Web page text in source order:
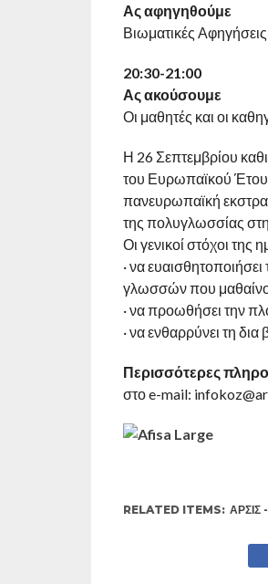
Ας αφηγηθούμε
Βιωματικές
20:30-21:00
Ας ακούσουμε
Οι μαθητές και οι
Η 26 Σεπτεμβρίου
του Ευρωπαϊκού
πανευρωπαϊκή
της πολυγλωσσίας
Οι γενικοί στόχοι της
· να
γλωσσών που
· να προωθήσει την
· να ενθαρρύνει τη
Περισσότερες
στο e-mail:
RELATED ITEMS: ΑΡΣΙΣ